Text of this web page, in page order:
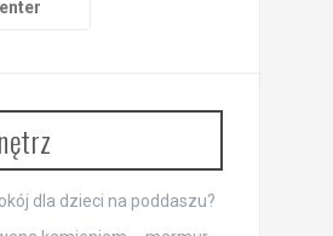
dla dzieci na poddaszu?